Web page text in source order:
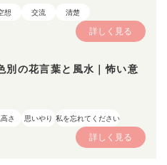
想 交流 清楚
詳しく見る
別の花言葉と風水｜怖い意
さ 思いやり 私を忘れてください
詳しく見る